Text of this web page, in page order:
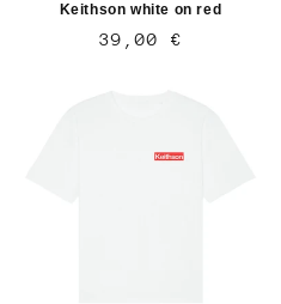
Keithson white on red
Normaler
39,00 €